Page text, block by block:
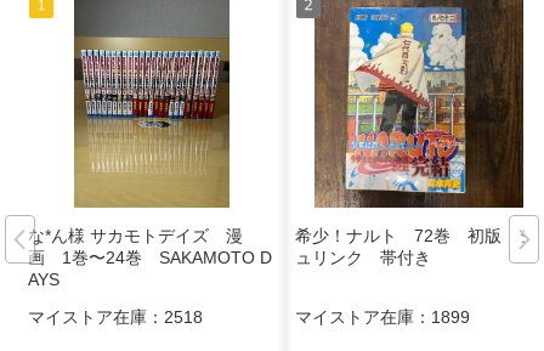
な*ん様 サカモトデイズ 漫
画 1巻〜24巻 SAKAMOTO D
AYS
マイストア在庫： 2518
希少！ナルト 72巻 初版 シ
ュリンク 帯付き
マイストア在庫： 1899